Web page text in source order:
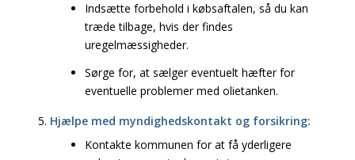
Indsætte forbehold i købsaftalen, så du kan
træde tilbage, hvis der findes
uregelmæssigheder.
Sørge for, at sælger eventuelt hæfter for
eventuelle problemer med olietanken.
Hjælpe med myndighedskontakt og forsikring:
Kontakte kommunen for at få yderligere